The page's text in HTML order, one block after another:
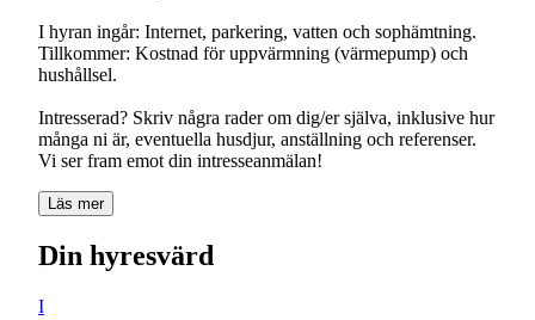
I hyran ingår: Internet, parkering, vatten och sophämtning.
Tillkommer: Kostnad för uppvärmning (värmepump) och
hushållsel.
Intresserad? Skriv några rader om dig/er själva, inklusive hur
många ni är, eventuella husdjur, anställning och referenser.
Läs mer
Din hyresvärd
I